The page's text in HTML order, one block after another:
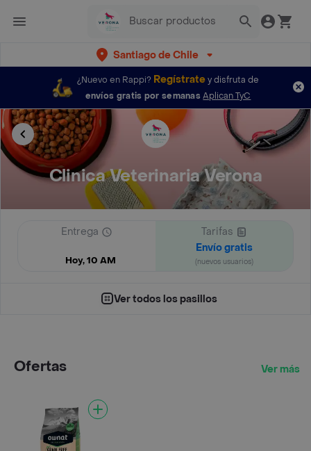
Santiago de Chile
¿Nuevo en Rappi? Regístratey disfruta de
envíos gratis por semanas Aplican TyC
Clinica Veterinaria Verona
Entrega
Hoy, 10 AM
Tarifas
Envío gratis
(nuevos usuarios)
Ver todos los pasillos
Ofertas Ver más